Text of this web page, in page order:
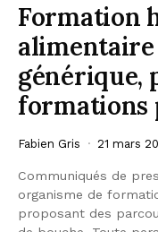
Formation
générique,
formations
Fabien Gris 21 mars
Communiqués de
organisme de
proposant des